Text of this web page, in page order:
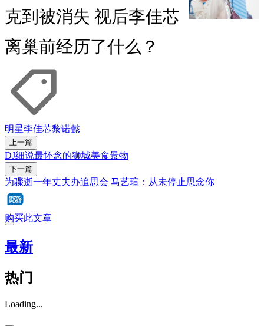
克到被消失 视后李佳芯
离巢前经历了什么？
明星李佳芯黎诺懿
上一篇
DJ细说最怀念的狮城美食景物
下一篇
为骤逝一年丈夫办追思会 马艺瑄：从未停止思念你
购买此文章
最新
热门
Loading...